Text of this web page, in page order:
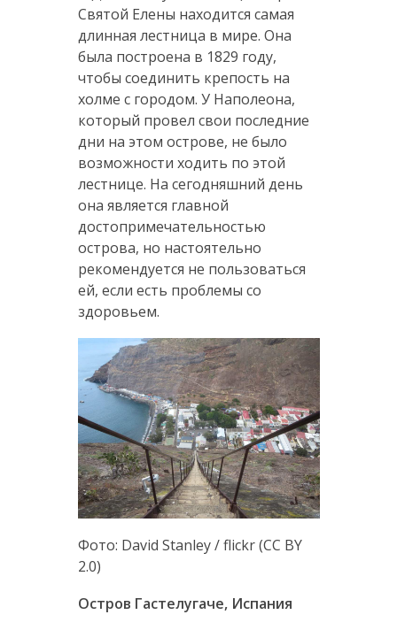
Святой Елены находится самая
длинная лестница в мире. Она
была построена в 1829 году,
чтобы соединить крепость на
холме с городом. У Наполеона,
который провел свои последние
дни на этом острове, не было
возможности ходить по этой
лестнице. На сегодняшний день
она является главной
достопримечательностью
острова, но настоятельно
рекомендуется не пользоваться
ей, если есть проблемы со
здоровьем.
Фото: David Stanley / flickr (CC BY
2.0)
Остров Гастелугаче, Испания